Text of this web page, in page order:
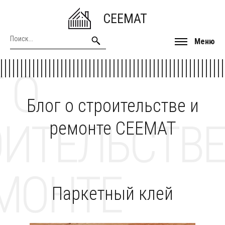
CEEMAT
Меню
Блог о строительстве и
ремонте CEEMAT
О
Паркетный клей